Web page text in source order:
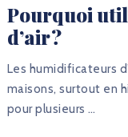
Pourquoi
d’air ?
Les humidificateurs
maisons, surtout en
pour plusieurs …